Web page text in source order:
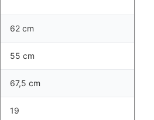
62 cm
55 cm
67,5 cm
19